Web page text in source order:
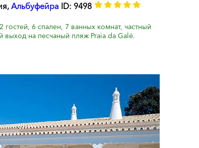
Альбуфейра ID: 9498
6 спален, 7 ванных комнат, частный
выход на песчаный пляж Praia da Galé.